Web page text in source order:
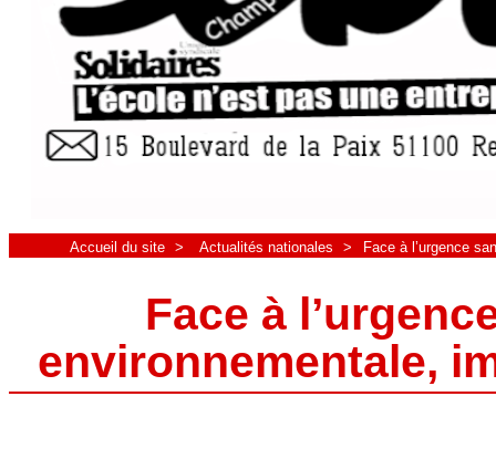
Accueil du site > Actualités nationales > Face à l’urgence
Face à
environnementale,